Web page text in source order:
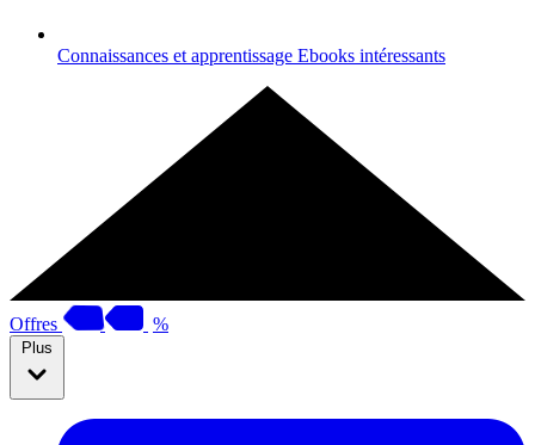
Connaissances et apprentissage Ebooks intéressants
Offres %
Plus